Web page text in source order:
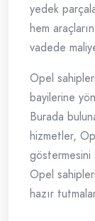
yedek
hem
vadede
Opel
bayilerine
Burada
hizmetler,
göstermesini
Opel
hazır